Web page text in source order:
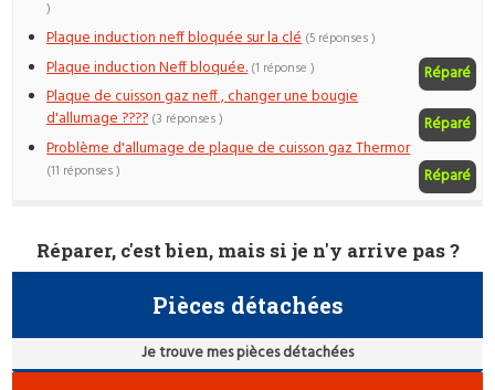
)
Plaque induction neff bloquée sur la clé (5 réponses )
Plaque induction Neff bloquée. Réparé
(1 réponse )
Plaque de cuisson gaz neff , changer une bougie
d'allumage ????
Réparé
(3 réponses )
Problème d'allumage de plaque de cuisson gaz Thermor
Réparé
(11 réponses )
Réparer, c'est bien, mais si je n'y arrive pas ?
Pièces détachées
Je trouve mes pièces détachées